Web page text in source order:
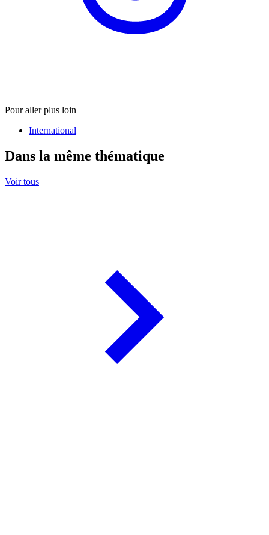
Pour aller plus loin
International
Dans la même thématique
Voir tous